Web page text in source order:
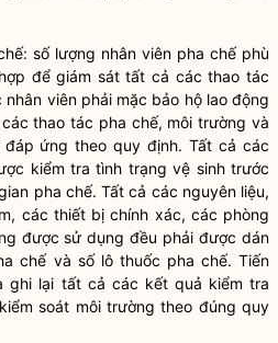
số lượng nhân viên pha chế phù
để giám sát tất cả các thao tác
viên phải mặc bảo hộ lao động
thao tác pha chế, môi trường và
ứng theo quy định. Tất cả các
kiểm tra tình trạng vệ sinh trước
pha chế. Tất cả các nguyên liệu,
các thiết bị chính xác, các phòng
được sử dụng đều phải được dán
chế và số lô thuốc pha chế. Tiến
ghi lại tất cả các kết quả kiểm tra
soát môi trường theo đúng quy